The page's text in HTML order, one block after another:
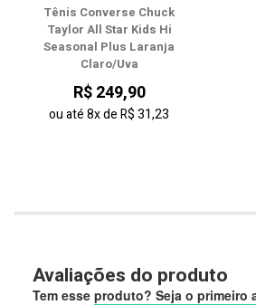
Tênis Converse Chuck
Taylor All Star Kids Hi
Seasonal Plus Laranja
Claro/Uva
R$ 249,90
ou até8xdeR$ 31,23
Avaliações do produto
Tem esse produto? Seja o primeiro